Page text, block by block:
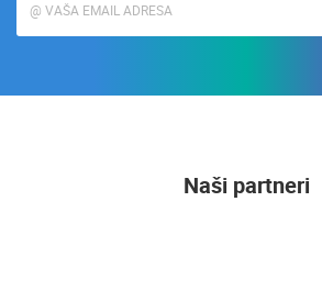
Naši partneri